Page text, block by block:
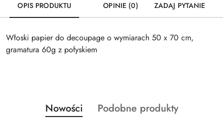
OPIS PRODUKTU OPINIE (0) ZADAJ PYTANIE
Włoski papier do decoupage o wymiarach 50 x 70 cm,
gramatura 60g z połyskiem
Pomiń karuzelę produktów
Produkty
o
Nowości
Produkty
Podobne produkty